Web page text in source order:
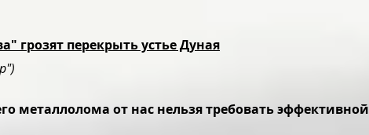
грозят перекрыть устье Дуная
металлолома от нас нельзя требовать эффективной